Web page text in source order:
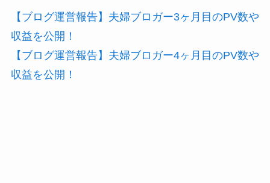
【ブログ運営報告】夫婦ブロガー3ヶ月目のPV数や
収益を公開！
【ブログ運営報告】夫婦ブロガー4ヶ月目のPV数や
収益を公開！